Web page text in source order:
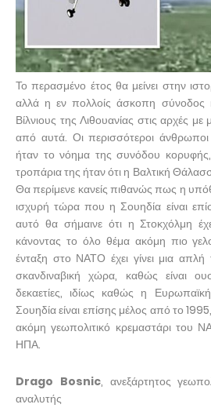
Το περασμένο έτος θα μείνει στην
αλλά η εν πολλοίς άσκοπη
Βίλνιους της Λιθουανίας στις αρχές με
από αυτά. Οι περισσότεροι
ήταν το νόημα της συνόδου
τροπάρια της ήταν ότι η Βαλτική
Θα περίμενε κανείς πιθανώς πως η
ισχυρή τώρα που η Σουηδία είναι
αυτό θα σήμαινε ότι η Στοκχόλμη
κάνοντας το όλο θέμα ακόμη πιο
ένταξη στο ΝΑΤΟ έχει γίνει μια απλή
σκανδιναβική χώρα, καθώς είναι
δεκαετίες, ιδίως καθώς η
Σουηδία είναι επίσης μέλος από το
ακόμη γεωπολιτικό κρεμαστάρι του
ΗΠΑ.
Drago Bosnic, ανεξάρτητος
αναλυτής